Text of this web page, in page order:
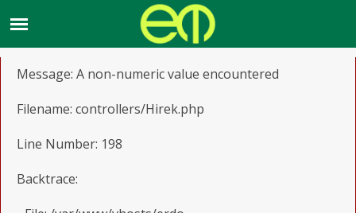
A PHP Error was encountered
Message: A non-numeric value encountered
Filename: controllers/Hirek.php
Line Number: 198
Backtrace: